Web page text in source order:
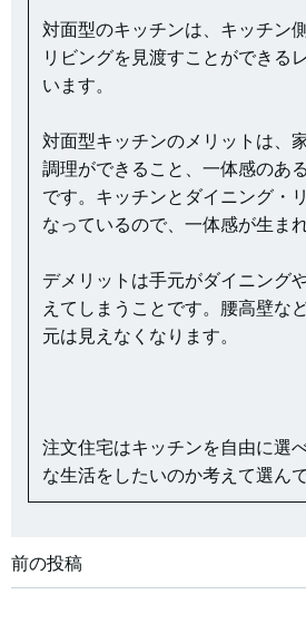
対面型のキッチンは、キッチン
リビングを見渡すことができる
います。
対面型キッチンのメリットは、
調理ができること、一体感のあ
です。キッチンとダイニング・
なっているので、一体感が生まれ
デメリットは手元がダイニング
えてしまうことです。腰高壁な
元は見えなくなります。
注文住宅はキッチンを自由に選
な生活をしたいのか考えて選ん
投
前の投稿